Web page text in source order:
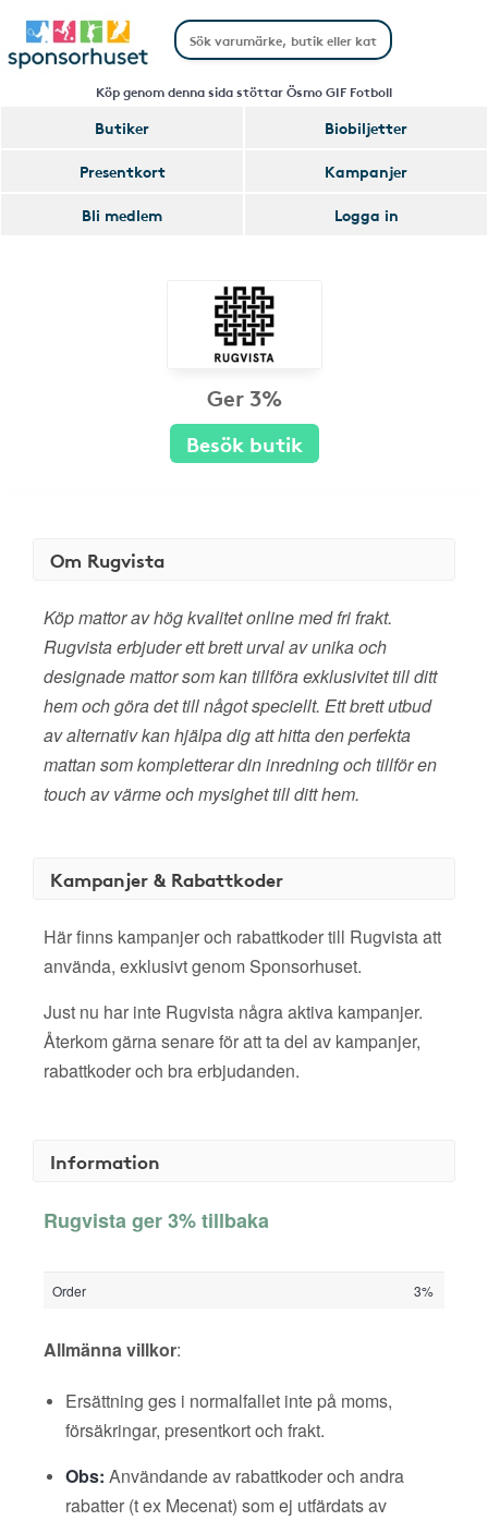
Köp genom denna sida stöttar Ösmo GIF Fotboll
Butiker
Biobiljetter
Presentkort
Kampanjer
Bli medlem
Logga in
Ger 3%
Besök butik
Om Rugvista
Köp mattor av hög kvalitet online med fri frakt.
Rugvista erbjuder ett brett urval av unika och
designade mattor som kan tillföra exklusivitet till ditt
hem och göra det till något speciellt. Ett brett utbud
av alternativ kan hjälpa dig att hitta den perfekta
mattan som kompletterar din inredning och tillför en
touch av värme och mysighet till ditt hem.
Kampanjer & Rabattkoder
Här finns kampanjer och rabattkoder till Rugvista att
använda, exklusivt genom Sponsorhuset.
Just nu har inte Rugvista några aktiva kampanjer.
Återkom gärna senare för att ta del av kampanjer,
rabattkoder och bra erbjudanden.
Information
Rugvista ger 3% tillbaka
Order 3%
Allmänna villkor:
Ersättning ges i normalfallet inte på moms,
försäkringar, presentkort och frakt.
Obs: Användande av rabattkoder och andra
rabatter (t ex Mecenat) som ej utfärdats av